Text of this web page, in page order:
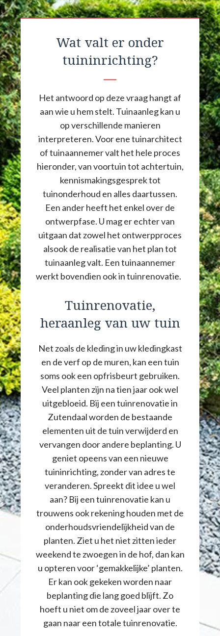
Wat valt er onder
tuininrichting?
Het antwoord op deze vraag hangt af
aan wie u hem stelt. Tuinaanleg kan u
op verschillende manieren
interpreteren. Voor ene tuinarchitect
of tuinaannemer valt het hele proces
hieronder, van voortuin tot achtertuin,
kennismakingsgesprek tot
tuinonderhoud en alles daartussen.
Een ander heeft het enkel over de
ontwerpfase. U mag er echter van
uitgaan dat zowel het ontwerpproces
alsook de realisatie van het plan tot
tuinaanleg valt. Een tuinaannemer
werkt bovendien ook in tuinrenovatie.
Tuinrenovatie,
heraanleg van uw tuin
Net zoals de kleding in uw kledingkast
en de verf op de muren, kan een tuin
soms ook een opfrisbeurt gebruiken.
Veel planten zijn na tien jaar ook wel
uitgebloeid. Bij een tuinrenovatie in
Zutendaal worden de bestaande
elementen uit de tuin verwijderd en
vervangen door andere beplanting. U
geniet opeens van een nieuwe
tuininrichting, zonder van adres te
veranderen. Spreekt dit idee u wel
aan? Bij een tuinrenovatie kan u
trouwens ook rekening houden met de
onderhoudsvriendelijkheid van de
planten. Ziet u het niet zitten ieder
weekend te zwoegen in de hof, dan kan
u opteren voor ‘gemakkelijke’ planten.
Er kan ook gekeken worden naar
beplanting die lang goed blijft. Zo
hoeft u niet om de zoveel jaar over te
gaan naar een totale tuinrenovatie.